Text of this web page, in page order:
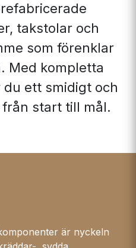
takstolar och
som förenklar
Med kompletta
ett smidigt och
start till mål.
är nyckeln